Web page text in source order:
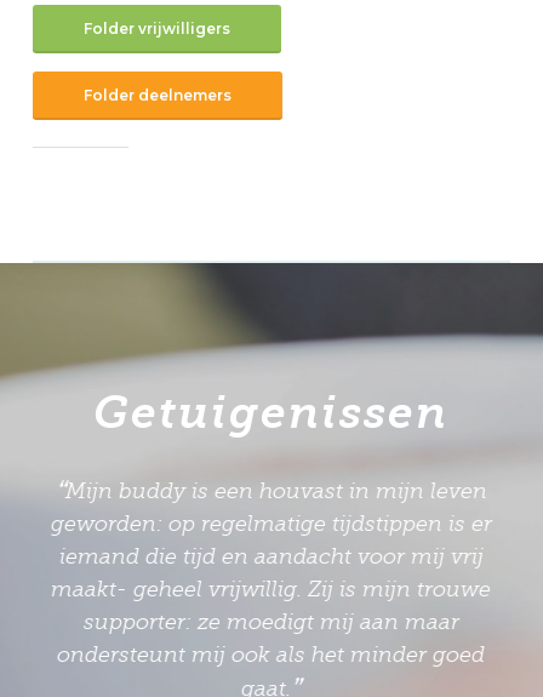
Folder vrijwilligers
Folder deelnemers
Getuigenissen
“Mijn buddy is een houvast in mijn leven
geworden: op regelmatige tijdstippen is er
iemand die tijd en aandacht voor mij vrij
maakt- geheel vrijwillig. Zij is mijn trouwe
supporter: ze moedigt mij aan maar
ondersteunt mij ook als het minder goed
gaat. ”